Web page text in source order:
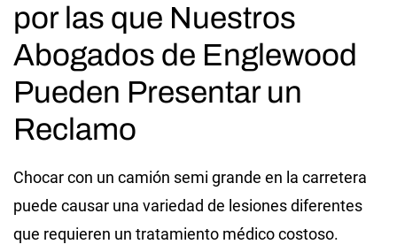
por las que Nuestros
Abogados de Englewood
Pueden Presentar un
Reclamo
Chocar con un camión semi grande en la carretera
puede causar una variedad de lesiones diferentes
que requieren un tratamiento médico costoso.